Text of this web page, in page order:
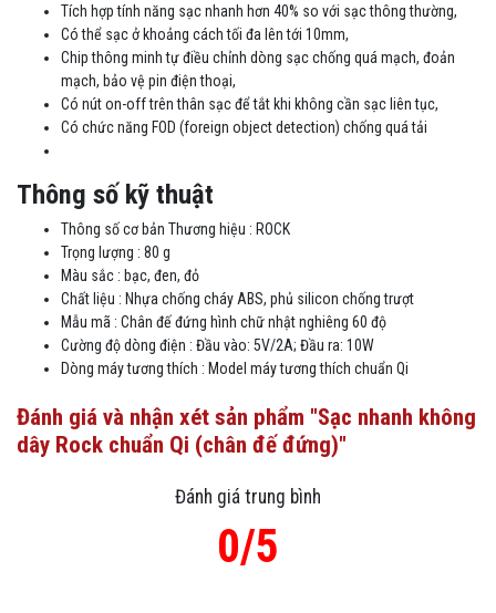
Tích hợp tính năng sạc nhanh hơn 40% so với sạc thông thường,
Có thể sạc ở khoảng cách tối đa lên tới 10mm,
Chip thông minh tự điều chỉnh dòng sạc chống quá mạch, đoản
mạch, bảo vệ pin điện thoại,
Có nút on-off trên thân sạc để tắt khi không cần sạc liên tục,
Có chức năng FOD (foreign object detection) chống quá tải
Thông số kỹ thuật
Thông số cơ bản Thương hiệu : ROCK
Trọng lượng : 80 g
Màu sắc : bạc, đen, đỏ
Chất liệu : Nhựa chống cháy ABS, phủ silicon chống trượt
Mẫu mã : Chân đế đứng hình chữ nhật nghiêng 60 độ
Cường độ dòng điện : Đầu vào: 5V/2A; Đầu ra: 10W
Dòng máy tương thích : Model máy tương thích chuẩn Qi
Đánh giá và nhận xét sản phẩm "Sạc nhanh không
dây Rock chuẩn Qi (chân đế đứng)"
Đánh giá trung bình
0/5